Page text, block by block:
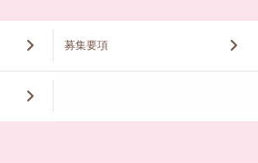
募集要項